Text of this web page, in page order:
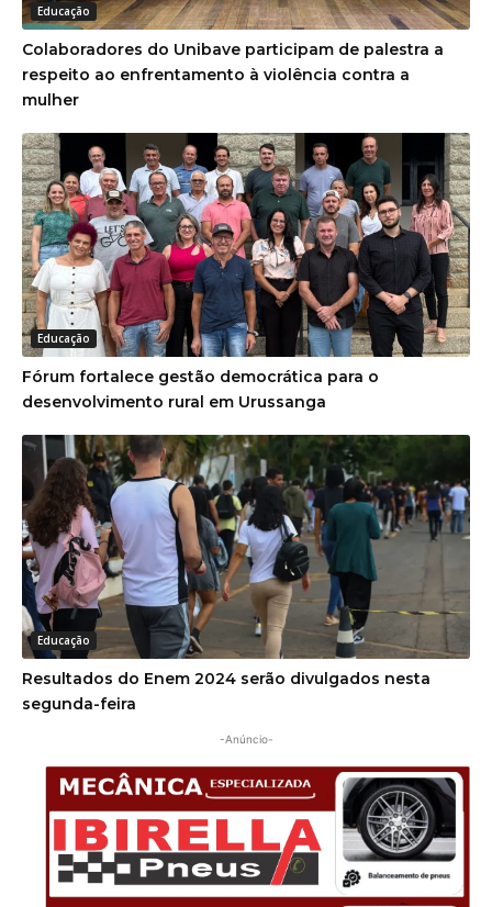
Educação
Colaboradores do Unibave participam de palestra a
respeito ao enfrentamento à violência contra a
mulher
Educação
Fórum fortalece gestão democrática para o
desenvolvimento rural em Urussanga
Educação
Resultados do Enem 2024 serão divulgados nesta
segunda-feira
-Anúncio-